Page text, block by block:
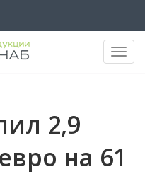
2,9
на 61